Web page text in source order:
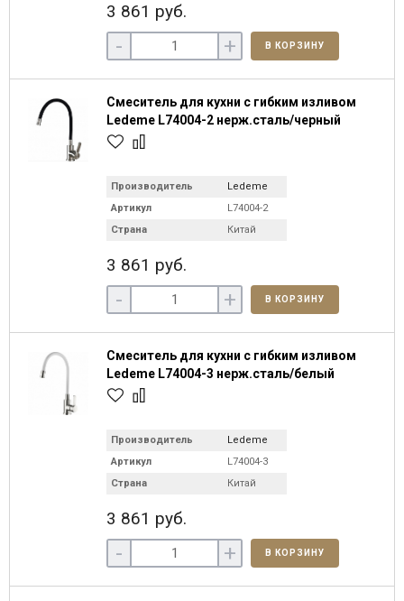
3 861 руб.
- + В КОРЗИНУ
Смеситель для кухни с гибким изливом
Ledeme L74004-2 нерж.сталь/черный
Производитель
Ledeme
Артикул
L74004-2
Страна
Китай
3 861 руб.
- + В КОРЗИНУ
Смеситель для кухни с гибким изливом
Ledeme L74004-3 нерж.сталь/белый
Производитель
Ledeme
Артикул
L74004-3
Страна
Китай
3 861 руб.
- + В КОРЗИНУ